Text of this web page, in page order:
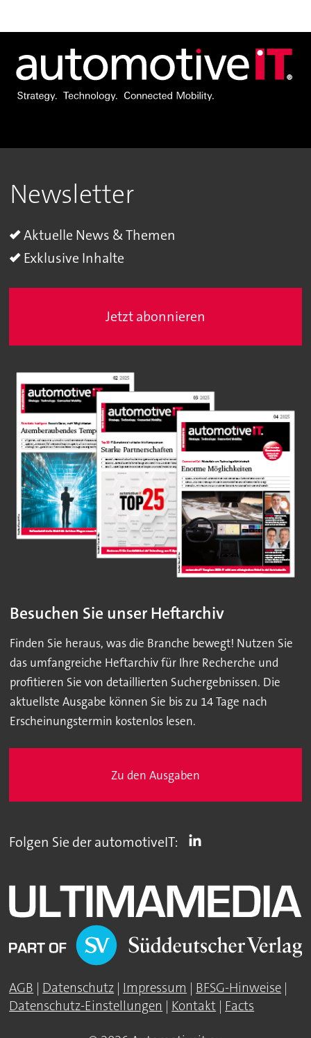
Newsletter
Aktuelle News & Themen
Exklusive Inhalte
Jetzt abonnieren
Besuchen Sie unser Heftarchiv
Finden Sie heraus, was die Branche bewegt! Nutzen Sie
das umfangreiche Heftarchiv für Ihre Recherche und
profitieren Sie von detaillierten Suchergebnissen. Die
aktuellste Ausgabe können Sie bis zu 14 Tage nach
Erscheinungstermin kostenlos lesen.
Zu den Ausgaben
Folgen Sie der automotiveIT:
AGB | Datenschutz | Impressum | BFSG-Hinweise |
Datenschutz-Einstellungen | Kontakt | Facts